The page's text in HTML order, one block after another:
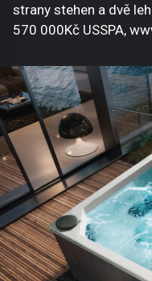
strany stehen a dvě
570 000Kč USSPA,